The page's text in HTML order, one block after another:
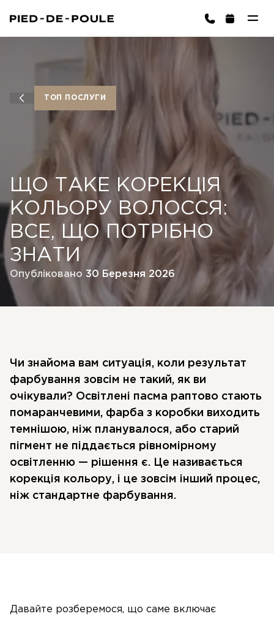
ТОП ПОСЛУГИ
ЩО ТАКЕ КОРЕКЦІЯ
КОЛЬОРУ ВОЛОССЯ:
ВСЕ, ЩО ПОТРІБНО
ЗНАТИ
Опубліковано 30 Березня 2026
Чи знайома вам ситуація, коли результат
фарбування зовсім не такий, як ви
очікували? Освітлені пасма раптово стають
помаранчевими, фарба з коробки виходить
темнішою, ніж планувалося, або старий
пігмент не піддається рівномірному
освітленню — рішення є. Це називається
корекція кольору, і це зовсім інший процес,
ніж стандартне фарбування.
Давайте розберемося, що саме включає
Кошик порожній ОБРАТИ ПОСЛУГУ